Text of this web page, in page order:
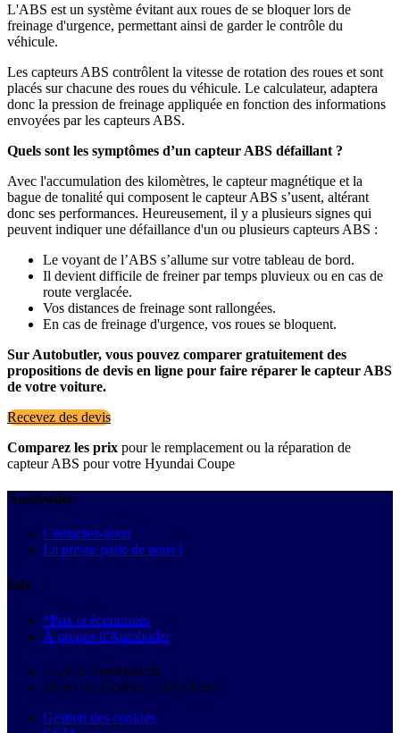
L'ABS est un système évitant aux roues de se bloquer lors de
freinage d'urgence, permettant ainsi de garder le contrôle du
véhicule.
Les capteurs ABS contrôlent la vitesse de rotation des roues et sont
placés sur chacune des roues du véhicule. Le calculateur, adaptera
donc la pression de freinage appliquée en fonction des informations
envoyées par les capteurs ABS.
Quels sont les symptômes d’un capteur ABS défaillant ?
Avec l'accumulation des kilomètres, le capteur magnétique et la
bague de tonalité qui composent le capteur ABS s’usent, altérant
donc ses performances. Heureusement, il y a plusieurs signes qui
peuvent indiquer une défaillance d'un ou plusieurs capteurs ABS :
Le voyant de l’ABS s’allume sur votre tableau de bord.
Il devient difficile de freiner par temps pluvieux ou en cas de
route verglacée.
Vos distances de freinage sont rallongées.
En cas de freinage d'urgence, vos roues se bloquent.
Sur Autobutler, vous pouvez comparer gratuitement des
propositions de devis en ligne pour faire réparer le capteur ABS
de votre voiture.
Recevez des devis
Comparez les prix pour le remplacement ou la réparation de
capteur ABS pour votre Hyundai Coupe
Autobutler
Contactez-nous
La presse parle de nous !
Info
*Prix et économies
À propos d'Autobutler
© 2026 Autobutler.fr
18-26 rue Goubet, 75019 Paris
Gestion des cookies